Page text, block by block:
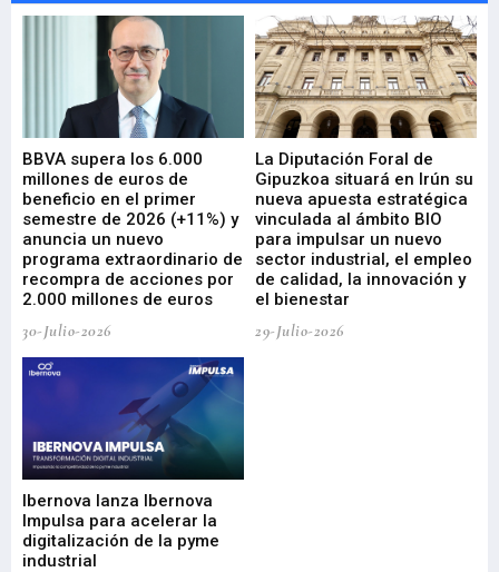
BBVA supera los 6.000
millones de euros de
beneficio en el primer
semestre de 2026 (+11%) y
anuncia un nuevo
programa extraordinario de
recompra de acciones por
2.000 millones de euros
30-Julio-2026
La Diputación Foral de
Gipuzkoa situará en Irún su
nueva apuesta estratégica
vinculada al ámbito BIO
para impulsar un nuevo
sector industrial, el empleo
de calidad, la innovación y
el bienestar
29-Julio-2026
Ibernova lanza Ibernova
Impulsa para acelerar la
digitalización de la pyme
industrial